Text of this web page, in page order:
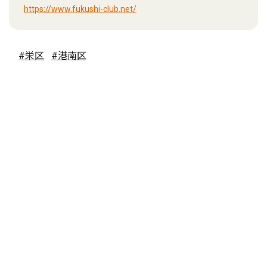
https://www.fukushi-club.net/
#栄区 #港南区